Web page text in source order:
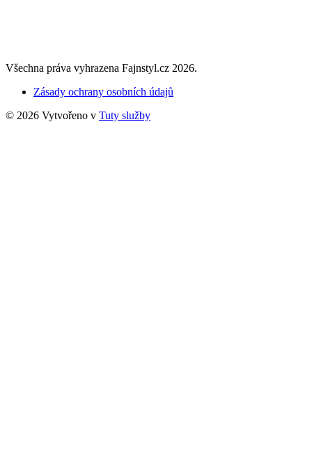
Všechna práva vyhrazena Fajnstyl.cz 2026.
Zásady ochrany osobních údajů
© 2026 Vytvořeno v Tuty služby